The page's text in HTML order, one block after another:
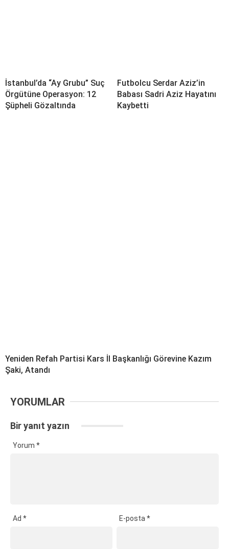
İstanbul’da “Ay Grubu” Suç
Örgütüne Operasyon: 12
Şüpheli Gözaltında
Futbolcu Serdar Aziz’in
Babası Sadri Aziz Hayatını
Kaybetti
Yeniden Refah Partisi Kars İl Başkanlığı Görevine Kazım
Şaki, Atandı
YORUMLAR
Bir yanıt yazın
Yorum *
Ad * E-posta*